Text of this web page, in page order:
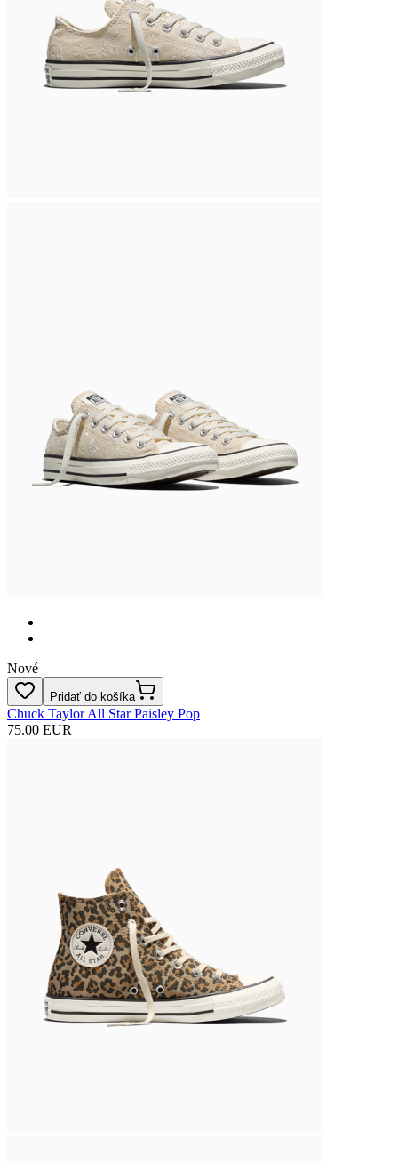
Nové
Pridať do košíka
Chuck Taylor All Star Paisley Pop
75.00 EUR